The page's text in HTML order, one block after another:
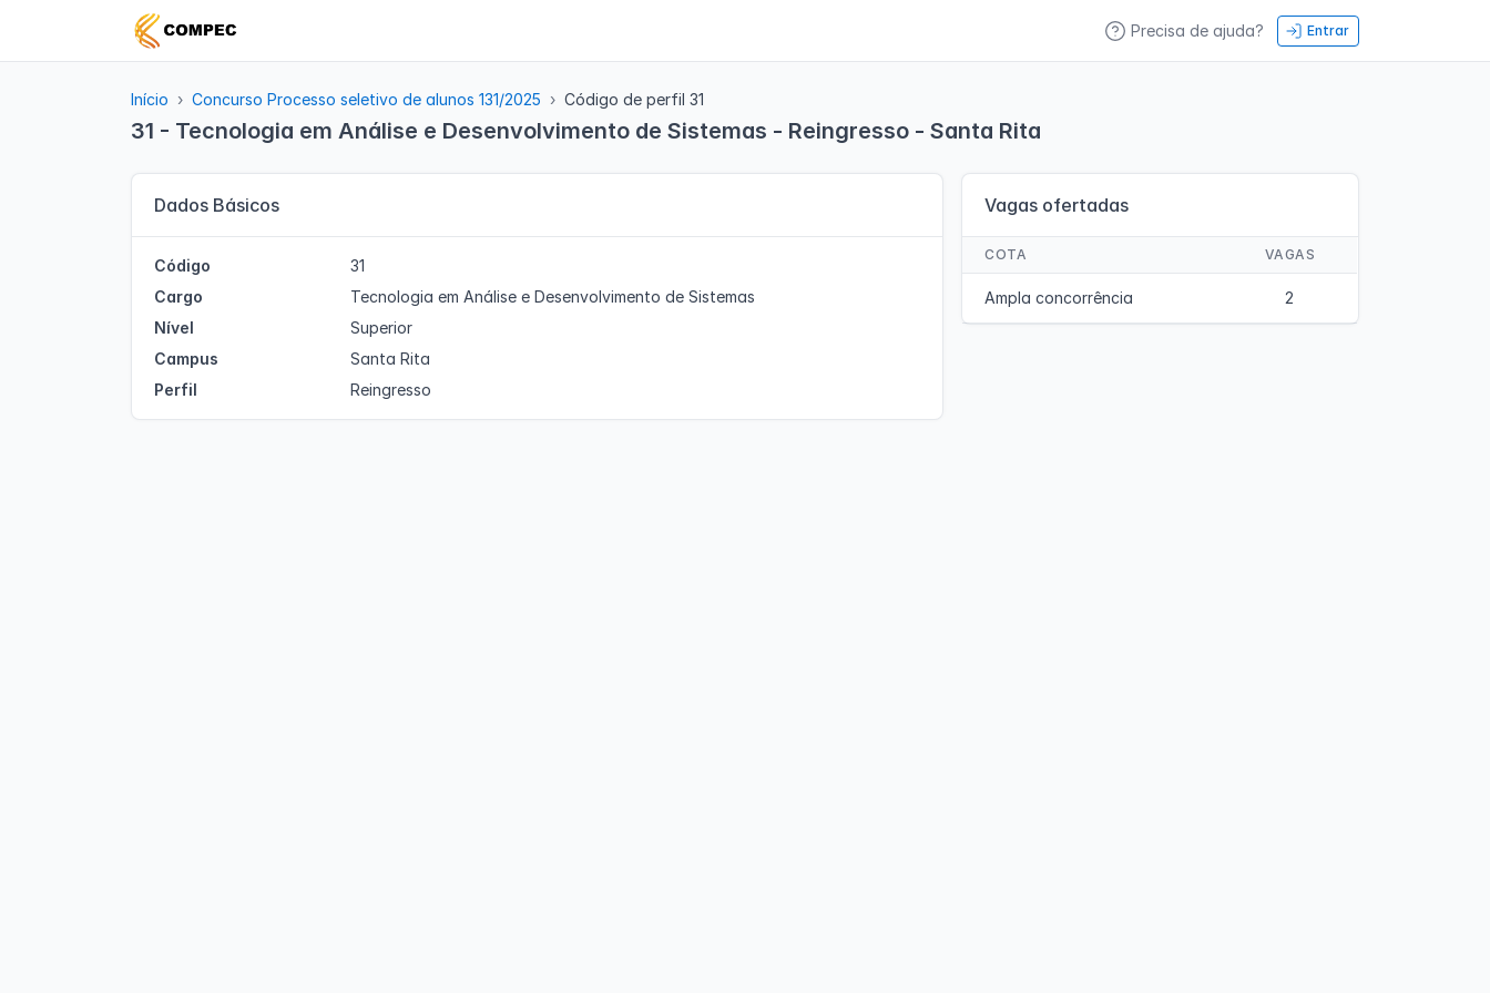
Entrar
Precisa de ajuda?
Início Concurso Processo seletivo de alunos 131/2025 Código de perfil 31
31 - Tecnologia em Análise e Desenvolvimento de Sistemas - Reingresso - Santa Rita
Dados Básicos
Código
31
Cargo
Tecnologia em Análise e Desenvolvimento de Sistemas
Nível
Superior
Campus
Santa Rita
Perfil
Reingresso
Vagas ofertadas
COTA VAGAS
Ampla concorrência 2